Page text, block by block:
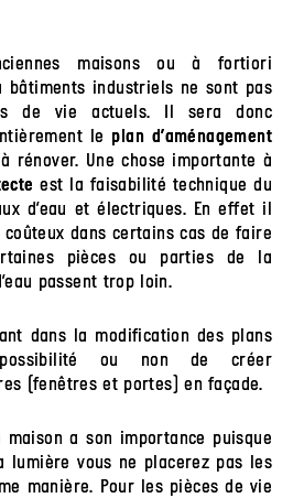
maisons ou à fortiori
bâtiments industriels ne sont pas
de vie actuels. Il sera donc
le plan d’aménagement
rénover. Une chose importante à
est la faisabilité technique du
d’eau et électriques. En effet il
dans certains cas de faire
pièces ou parties de la
passent trop loin.
dans la modification des plans
ou non de créer
(fenêtres et portes) en façade.
maison a son importance puisque
lumière vous ne placerez pas les
manière. Pour les pièces de vie